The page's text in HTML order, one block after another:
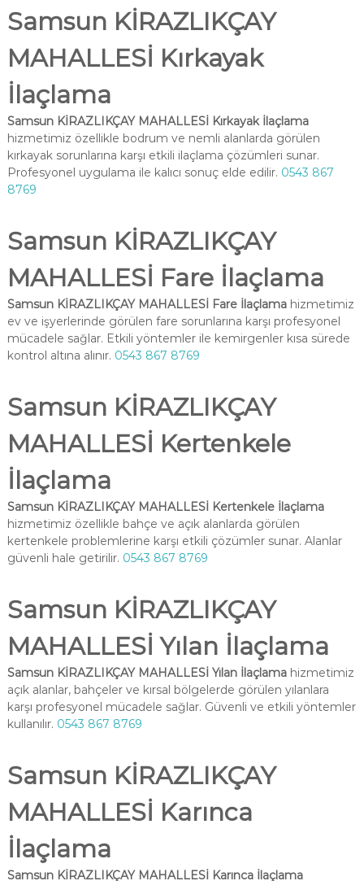
Samsun KİRAZLIKÇAY
MAHALLESİ Kırkayak
İlaçlama
Samsun KİRAZLIKÇAY MAHALLESİ Kırkayak İlaçlama
hizmetimiz özellikle bodrum ve nemli alanlarda görülen
kırkayak sorunlarına karşı etkili ilaçlama çözümleri sunar.
Profesyonel uygulama ile kalıcı sonuç elde edilir. 0543 867
8769
Samsun KİRAZLIKÇAY
MAHALLESİ Fare İlaçlama
Samsun KİRAZLIKÇAY MAHALLESİ Fare İlaçlamahizmetimiz
ev ve işyerlerinde görülen fare sorunlarına karşı profesyonel
mücadele sağlar. Etkili yöntemler ile kemirgenler kısa sürede
kontrol altına alınır. 0543 867 8769
Samsun KİRAZLIKÇAY
MAHALLESİ Kertenkele
İlaçlama
Samsun KİRAZLIKÇAY MAHALLESİ Kertenkele İlaçlama
hizmetimiz özellikle bahçe ve açık alanlarda görülen
kertenkele problemlerine karşı etkili çözümler sunar. Alanlar
güvenli hale getirilir. 0543 867 8769
Samsun KİRAZLIKÇAY
MAHALLESİ Yılan İlaçlama
Samsun KİRAZLIKÇAY MAHALLESİ Yılan İlaçlamahizmetimiz
açık alanlar, bahçeler ve kırsal bölgelerde görülen yılanlara
karşı profesyonel mücadele sağlar. Güvenli ve etkili yöntemler
kullanılır. 0543 867 8769
Samsun KİRAZLIKÇAY
MAHALLESİ Karınca
İlaçlama
Samsun KİRAZLIKÇAY MAHALLESİ Karınca İlaçlama